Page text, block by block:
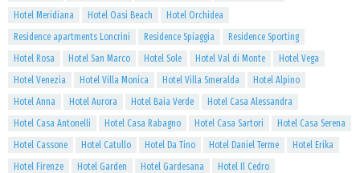
Hotel Meridiana
Hotel Oasi Beach
Hotel Orchidea
Residence apartments Loncrini
Residence Spiaggia
Residence Sporting
Hotel Rosa
Hotel San Marco Hotel Sole Hotel Val di Monte
Hotel Vega
Hotel Venezia
Hotel Villa Monica Hotel Villa Smeralda
Hotel Alpino
Hotel Anna
Hotel Aurora Hotel Baia Verde
Hotel Casa Alessandra
Hotel Casa Antonelli
Hotel Casa Rabagno Hotel Casa Sartori
Hotel Casa Serena
Hotel Cassone
Hotel Catullo Hotel Da Tino Hotel Daniel Terme
Hotel Erika
Hotel Firenze
Hotel Garden Hotel Gardesana
Hotel Il Cedro